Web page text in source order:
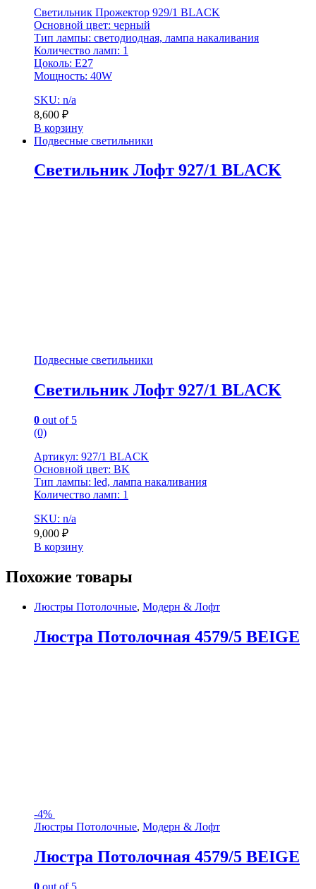
Светильник Прожектор 929/1 BLACK
Основной цвет: черный
Тип лампы: светодиодная, лампа накаливания
Количество ламп: 1
Цоколь: Е27
Мощность: 40W
SKU: n/a
8,600 ₽
В корзину
Подвесные светильники
Светильник Лофт 927/1 BLACK
Подвесные светильники
Светильник Лофт 927/1 BLACK
0 out of 5
(0)
Артикул: 927/1 BLACK
Основной цвет: BK
Тип лампы: led, лампа накаливания
Количество ламп: 1
SKU: n/a
9,000 ₽
В корзину
Похожие товары
Люстры Потолочные, Модерн & Лофт
Люстра Потолочная 4579/5 BEIGE
-4%
Люстры Потолочные, Модерн & Лофт
Люстра Потолочная 4579/5 BEIGE
0 out of 5